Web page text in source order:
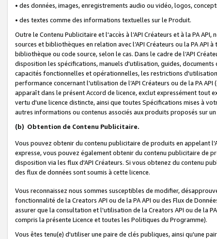
• des données, images, enregistrements audio ou vidéo, logos,
• des textes comme des informations textuelles sur le Produit.
Outre le Contenu Publicitaire et l'accès à l’API Créateurs et à la PA
sources et bibliothèques en relation avec l’API Créateurs ou la PA
bibliothèque ou code source, selon le cas. Dans le cadre de l’API
disposition les spécifications, manuels d'utilisation, guides,
capacités fonctionnelles et opérationnelles, les restrictions
performance concernant l'utilisation de l’API Créateurs ou de la PA
apparaît dans le présent Accord de licence, exclut expressément tout
vertu d'une licence distincte, ainsi que toutes Spécifications mises à
autres informations ou contenus associés aux produits proposés sur
(b) Obtention de Contenu Publicitaire.
Vous pouvez obtenir du contenu publicitaire de produits en appelant
expresse, vous pouvez également obtenir du contenu publicitaire de
disposition via les flux d'API Créateurs. Si vous obtenez du contenu
des flux de données sont soumis à cette licence.
Vous reconnaissez nous sommes susceptibles de modifier,
fonctionnalité de la Creators API ou de la PA API ou des Flux de
assurer que la consultation et l'utilisation de la Creators API ou de la
compris la présente Licence et toutes les Politiques du Programme).
Vous êtes tenu(e) d'utiliser une paire de clés publiques, ainsi qu'une